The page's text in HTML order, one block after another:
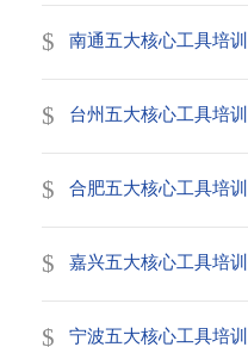
南通五大核心工具培
台州五大核心工具培
合肥五大核心工具培
嘉兴五大核心工具培
宁波五大核心工具培